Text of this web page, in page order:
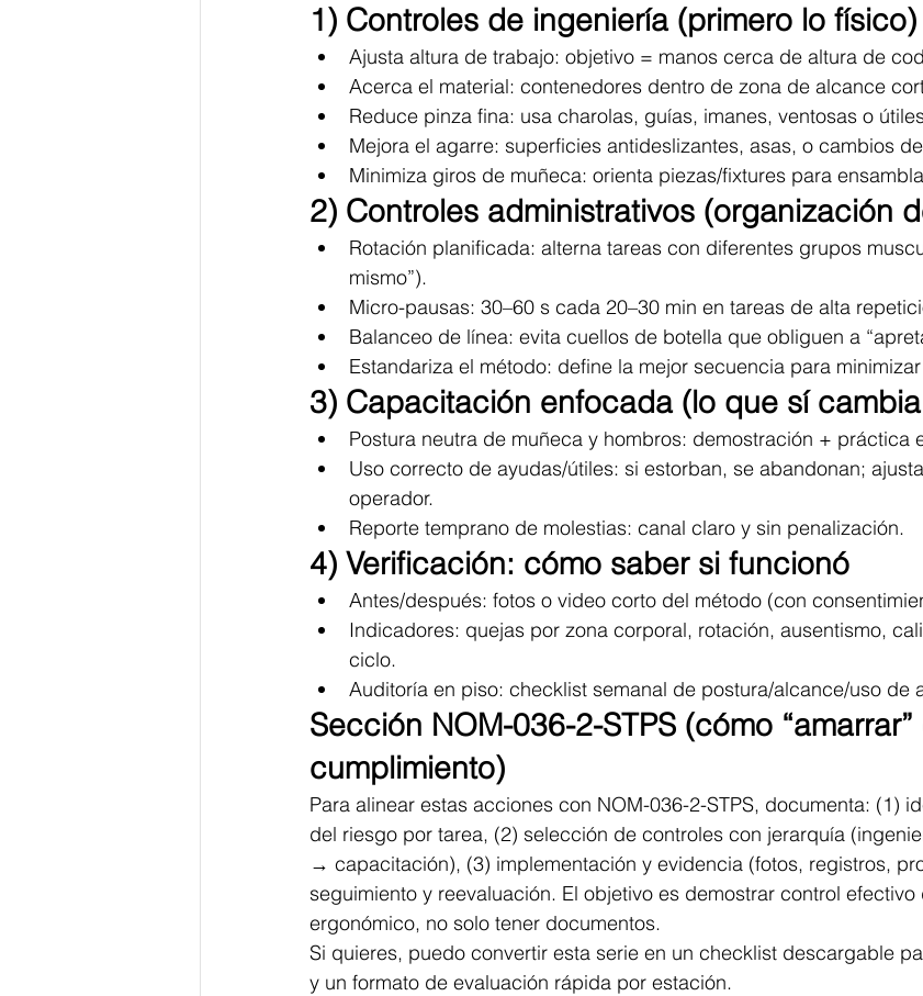
1) Controles de ingeniería (primero lo físico)
Ajusta altura de trabajo: objetivo = manos cerca de altura de
Acerca el material: contenedores dentro de zona de alcance
Reduce pinza fina: usa charolas, guías, imanes, ventosas o
Mejora el agarre: superficies antideslizantes, asas, o cambios
Minimiza giros de muñeca: orienta piezas/fixtures para
2) Controles administrativos (organización
Rotación planificada: alterna tareas con diferentes grupos
mismo”).
Micro-pausas: 30–60 s cada 20–30 min en tareas de alta
Balanceo de línea: evita cuellos de botella que obliguen a
Estandariza el método: define la mejor secuencia para
3) Capacitación enfocada (lo que sí
Postura neutra de muñeca y hombros: demostración + práctica
Uso correcto de ayudas/útiles: si estorban, se abandonan;
operador.
Reporte temprano de molestias: canal claro y sin penalización.
4) Verificación: cómo saber si funcionó
Antes/después: fotos o video corto del método (con
Indicadores: quejas por zona corporal, rotación, ausentismo,
ciclo.
Auditoría en piso: checklist semanal de postura/alcance/uso de
Sección NOM-036-2-STPS (cómo “amarrar”
cumplimiento)
Para alinear estas acciones con NOM-036-2-STPS, documenta: (1)
del riesgo por tarea, (2) selección de controles con jerarquía
→ capacitación), (3) implementación y evidencia (fotos, registros,
seguimiento y reevaluación. El objetivo es demostrar control
ergonómico, no solo tener documentos.
Si quieres, puedo convertir esta serie en un checklist descargable
y un formato de evaluación rápida por estación.